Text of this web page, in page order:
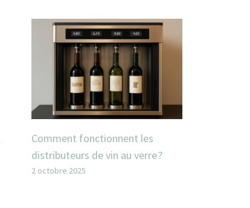
Comment fonctionnent les
distributeurs de vin au verre ?
2 octobre 2025